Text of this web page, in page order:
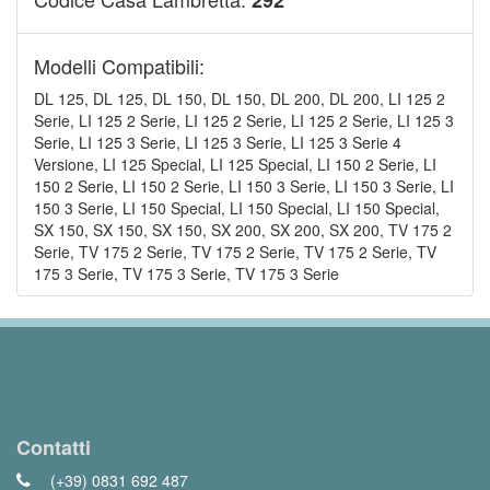
Modelli Compatibili:
DL 125, DL 125, DL 150, DL 150, DL 200, DL 200, LI 125 2
Serie, LI 125 2 Serie, LI 125 2 Serie, LI 125 2 Serie, LI 125 3
Serie, LI 125 3 Serie, LI 125 3 Serie, LI 125 3 Serie 4
Versione, LI 125 Special, LI 125 Special, LI 150 2 Serie, LI
150 2 Serie, LI 150 2 Serie, LI 150 3 Serie, LI 150 3 Serie, LI
150 3 Serie, LI 150 Special, LI 150 Special, LI 150 Special,
SX 150, SX 150, SX 150, SX 200, SX 200, SX 200, TV 175 2
Serie, TV 175 2 Serie, TV 175 2 Serie, TV 175 2 Serie, TV
175 3 Serie, TV 175 3 Serie, TV 175 3 Serie
Contatti
(+39) 0831 692 487